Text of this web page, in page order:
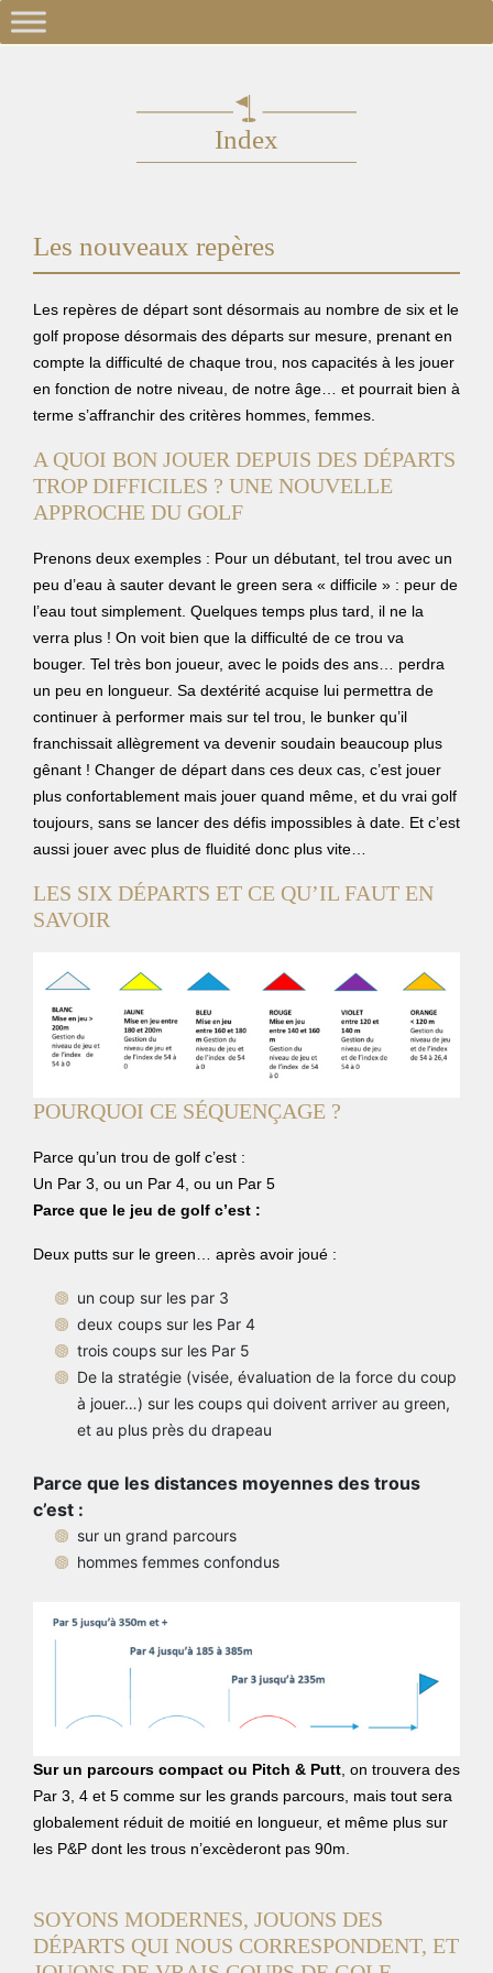
Index
Les nouveaux repères
Les repères de départ sont désormais au nombre de six et le
golf propose désormais des départs sur mesure, prenant en
compte la difficulté de chaque trou, nos capacités à les jouer
en fonction de notre niveau, de notre âge… et pourrait bien à
terme s’affranchir des critères hommes, femmes.
A QUOI BON JOUER DEPUIS DES DÉPARTS
TROP DIFFICILES ? UNE NOUVELLE
APPROCHE DU GOLF
Prenons deux exemples : Pour un débutant, tel trou avec un
peu d’eau à sauter devant le green sera « difficile » : peur de
l’eau tout simplement. Quelques temps plus tard, il ne la
verra plus ! On voit bien que la difficulté de ce trou va
bouger. Tel très bon joueur, avec le poids des ans… perdra
un peu en longueur. Sa dextérité acquise lui permettra de
continuer à performer mais sur tel trou, le bunker qu’il
franchissait allègrement va devenir soudain beaucoup plus
gênant ! Changer de départ dans ces deux cas, c’est jouer
plus confortablement mais jouer quand même, et du vrai golf
toujours, sans se lancer des défis impossibles à date. Et c’est
aussi jouer avec plus de fluidité donc plus vite…
LES SIX DÉPARTS ET CE QU’IL FAUT EN
SAVOIR
POURQUOI CE SÉQUENÇAGE ?
Parce qu’un trou de golf c’est :
Un Par 3, ou un Par 4, ou un Par 5
Parce que le jeu de golf c’est :
Deux putts sur le green… après avoir joué :
un coup sur les par 3
deux coups sur les Par 4
trois coups sur les Par 5
De la stratégie (visée, évaluation de la force du coup
à jouer…) sur les coups qui doivent arriver au green,
et au plus près du drapeau
Parce que les distances moyennes des trous
c’est :
sur un grand parcours
hommes femmes confondus
Sur un parcours compact ou Pitch & Putt , on trouvera des
Par 3, 4 et 5 comme sur les grands parcours, mais tout sera
globalement réduit de moitié en longueur, et même plus sur
les P&P dont les trous n’excèderont pas 90m.
SOYONS MODERNES, JOUONS DES
DÉPARTS QUI NOUS CORRESPONDENT, ET